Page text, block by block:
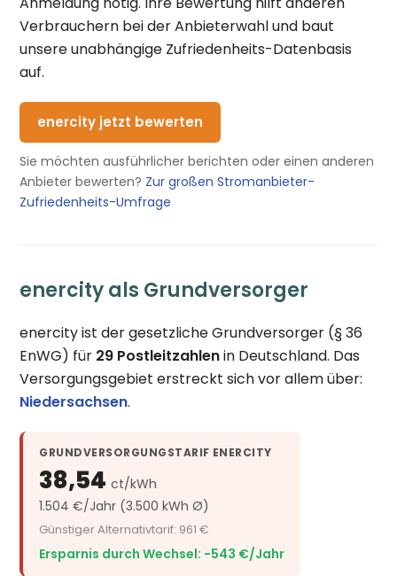
Verbrauchern bei der Anbieterwahl und baut
unsere unabhängige Zufriedenheits-Datenbasis
auf.
enercity jetzt bewerten
Sie möchten ausführlicher berichten oder einen anderen
Anbieter bewerten? Zur großen Stromanbieter-
Zufriedenheits-Umfrage
enercity als Grundversorger
enercity ist der gesetzliche Grundversorger (§ 36
EnWG) für 29 Postleitzahlenin Deutschland. Das
Versorgungsgebiet erstreckt sich vor allem über:
Niedersachsen.
GRUNDVERSORGUNGSTARIF ENERCITY
38,54ct/kWh
1.504 €/Jahr (3.500 kWh Ø)
Günstiger Alternativtarif: 961 €
Ersparnis durch Wechsel: −543 €/Jahr